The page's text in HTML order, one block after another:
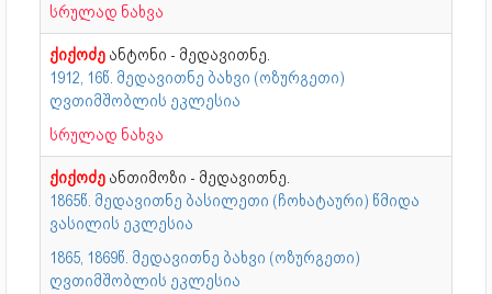
სრულად ნახვა
ქიქოძე ანტონი - მედავითნე.
1912, 16წ. მედავითნე ბახვი (ოზურგეთი)
ღვთიმშობლის ეკლესია
სრულად ნახვა
ქიქოძე ანთიმოზი - მედავითნე.
1865წ. მედავითნე ბასილეთი (ჩოხატაური) წმიდა
ვასილის ეკლესია
1865, 1869წ. მედავითნე ბახვი (ოზურგეთი)
ღვთიმშობლის ეკლესია